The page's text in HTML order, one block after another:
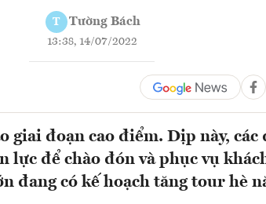
T Tường Bách
13:38, 14/07/2022
giai đoạn cao điểm. Dịp này, các
lực để chào đón và phục vụ
đang có kế hoạch tăng tour hè